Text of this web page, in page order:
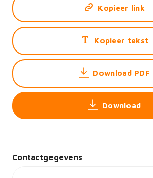
Kopieer link
Kopieer tekst
Download PDF
Download
Contactgegevens